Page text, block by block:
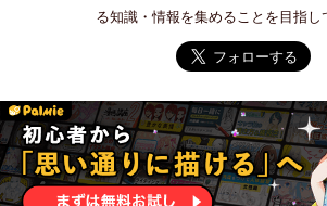
る知識・情報を集めることを目指し